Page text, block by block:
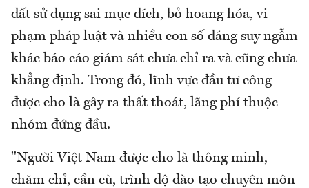
đất sử dụng sai mục đích, bỏ hoang hóa, vi
phạm pháp luật và nhiều con số đáng suy ngẫm
khác báo cáo giám sát chưa chỉ ra và cũng chưa
khẳng định. Trong đó, lĩnh vực đầu tư công
được cho là gây ra thất thoát, lãng phí thuộc
nhóm đứng đầu.
"Người Việt Nam được cho là thông minh,
chăm chỉ, cần cù, trình độ đào tạo chuyên môn